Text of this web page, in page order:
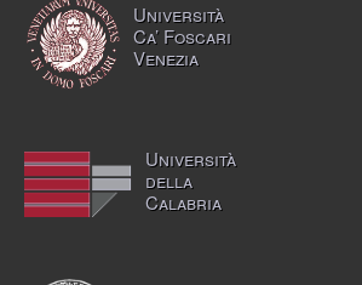
Università
Ca’ Foscari
Venezia
Università
della
Calabria